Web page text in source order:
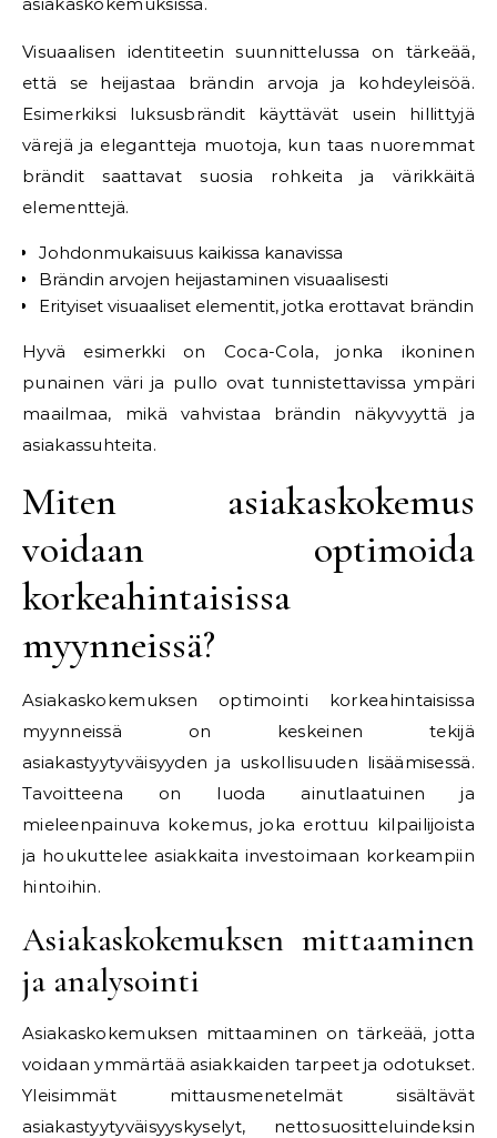
Visuaalisen identiteetin suunnittelussa on tärkeää,
että se heijastaa brändin arvoja ja kohdeyleisöä.
Esimerkiksi luksusbrändit käyttävät usein hillittyjä
värejä ja elegantteja muotoja, kun taas nuoremmat
brändit saattavat suosia rohkeita ja värikkäitä
elementtejä.
Johdonmukaisuus kaikissa kanavissa
Brändin arvojen heijastaminen visuaalisesti
Erityiset visuaaliset elementit, jotka erottavat brändin
Hyvä esimerkki on Coca-Cola, jonka ikoninen
punainen väri ja pullo ovat tunnistettavissa ympäri
maailmaa, mikä vahvistaa brändin näkyvyyttä ja
asiakassuhteita.
Miten asiakaskokemus
voidaan optimoida
korkeahintaisissa
myynneissä?
Asiakaskokemuksen optimointi korkeahintaisissa
myynneissä on keskeinen tekijä
asiakastyytyväisyyden ja uskollisuuden lisäämisessä.
Tavoitteena on luoda ainutlaatuinen ja
mieleenpainuva kokemus, joka erottuu kilpailijoista
ja houkuttelee asiakkaita investoimaan korkeampiin
hintoihin.
Asiakaskokemuksen mittaaminen
ja analysointi
Asiakaskokemuksen mittaaminen on tärkeää, jotta
voidaan ymmärtää asiakkaiden tarpeet ja odotukset.
Yleisimmät mittausmenetelmät sisältävät
asiakastyytyväisyyskyselyt, nettosuositteluindeksin